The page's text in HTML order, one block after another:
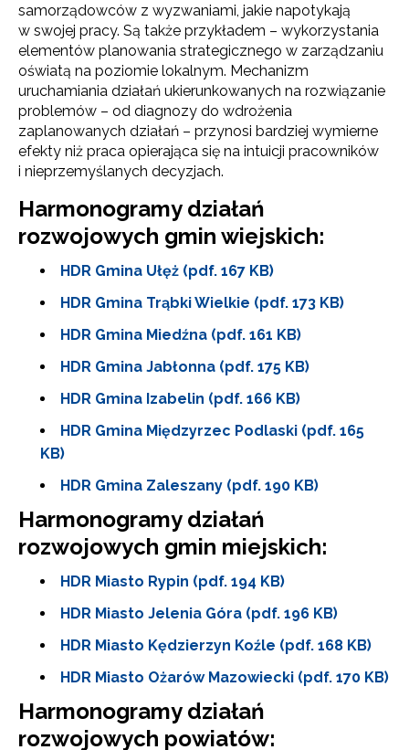
samorządowców z wyzwaniami, jakie napotykają
w swojej pracy. Są także przykładem – wykorzystania
elementów planowania strategicznego w zarządzaniu
oświatą na poziomie lokalnym. Mechanizm
uruchamiania działań ukierunkowanych na rozwiązanie
problemów – od diagnozy do wdrożenia
zaplanowanych działań – przynosi bardziej wymierne
efekty niż praca opierająca się na intuicji pracowników
i nieprzemyślanych decyzjach.
Harmonogramy działań
rozwojowych gmin wiejskich:
HDR Gmina Ułęż (pdf. 167 KB)
HDR Gmina Trąbki Wielkie (pdf. 173 KB)
HDR Gmina Miedźna (pdf. 161 KB)
HDR Gmina Jabłonna (pdf. 175 KB)
HDR Gmina Izabelin (pdf. 166 KB)
HDR Gmina Międzyrzec Podlaski (pdf. 165
KB)
HDR Gmina Zaleszany (pdf. 190 KB)
Harmonogramy działań
rozwojowych gmin miejskich:
HDR Miasto Rypin (pdf. 194 KB)
HDR Miasto Jelenia Góra (pdf. 196 KB)
HDR Miasto Kędzierzyn Koźle (pdf. 168 KB)
HDR Miasto Ożarów Mazowiecki (pdf. 170 KB)
Harmonogramy działań
rozwojowych powiatów:
Newsletter ORE
Zapisz się i bądź na bieżąco z najnowszymi
informacjami
o szkoleniach i programach.